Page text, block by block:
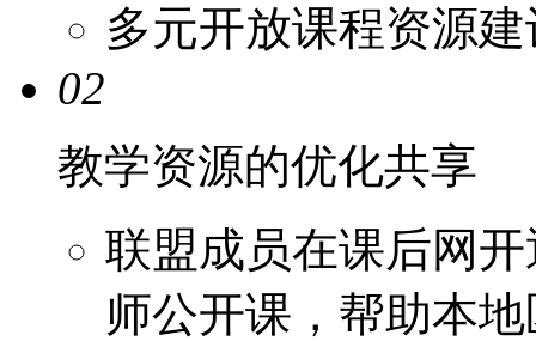
多元开放课程资源建
02
教学资源的优化共享
联盟成员在课后网
师公开课，帮助本